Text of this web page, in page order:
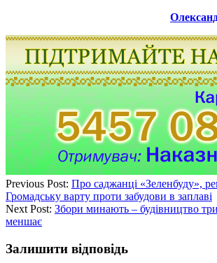
Previous Post: Про саджанці «Зеленбуду»,
Громадську варту проти забудови в заплаві
Next Post: Збори минають – будівництво
меншає
Залишити відповідь